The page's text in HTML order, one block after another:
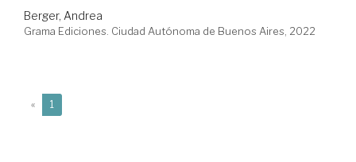
Berger, Andrea
Grama Ediciones. Ciudad Autónoma de Buenos Aires, 2022
« 1